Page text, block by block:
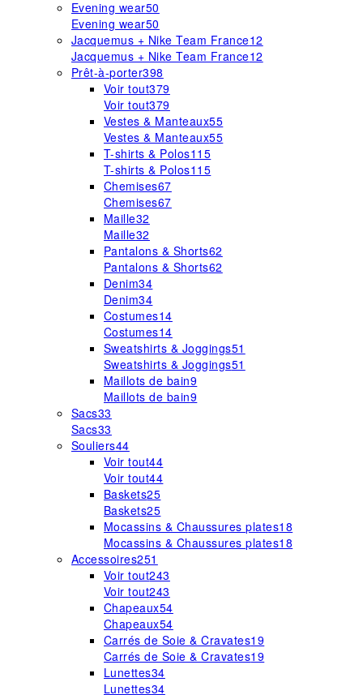
Evening wear50
Evening wear50
Jacquemus + Nike Team France12
Jacquemus + Nike Team France12
Prêt-à-porter398
Voir tout379
Voir tout379
Vestes & Manteaux55
Vestes & Manteaux55
T-shirts & Polos115
T-shirts & Polos115
Chemises67
Chemises67
Maille32
Maille32
Pantalons & Shorts62
Pantalons & Shorts62
Denim34
Denim34
Costumes14
Costumes14
Sweatshirts & Joggings51
Sweatshirts & Joggings51
Maillots de bain9
Maillots de bain9
Sacs33
Sacs33
Souliers44
Voir tout44
Voir tout44
Baskets25
Baskets25
Mocassins & Chaussures plates18
Mocassins & Chaussures plates18
Accessoires251
Voir tout243
Voir tout243
Chapeaux54
Chapeaux54
Carrés de Soie & Cravates19
Carrés de Soie & Cravates19
Lunettes34
Lunettes34